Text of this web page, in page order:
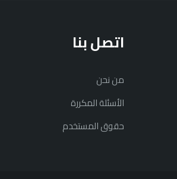
اتصل بنا
من نحن
الأسئلة المكررة
حقوق المستخدم